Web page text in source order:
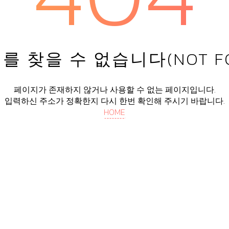
찾을 수 없습니다(NOT
페이지가 존재하지 않거나 사용할 수 없는 페이지입니다.
입력하신 주소가 정확한지 다시 한번 확인해 주시기 바랍니다.
HOME